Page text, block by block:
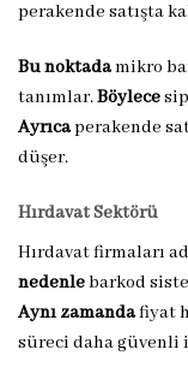
perakende satışta
Bu noktadamikro
tanımlar.Böylece
Ayrıcaperakende
düşer.
Hırdavat Sektörü
Hırdavat firmaları
nedenlebarkod
Aynı zamandafiyat
süreci daha güvenli